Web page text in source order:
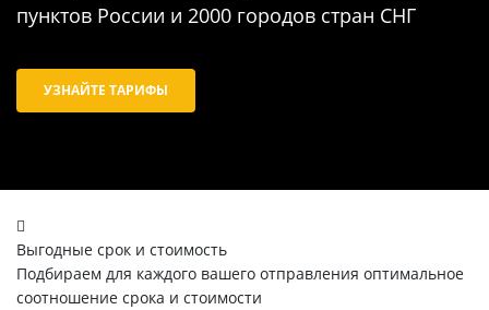
пунктов России и 2000 городов стран СНГ
УЗНАЙТЕ ТАРИФЫ
Выгодные срок и стоимость
Подбираем для каждого вашего отправления оптимальное
соотношение срока и стоимости